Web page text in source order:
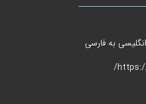
به فارسی